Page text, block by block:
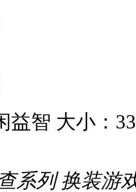
益智 大小：
系列 换装游